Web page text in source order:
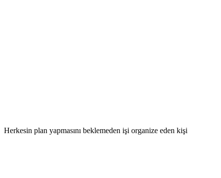
Herkesin plan yapmasını beklemeden işi organize eden kişi